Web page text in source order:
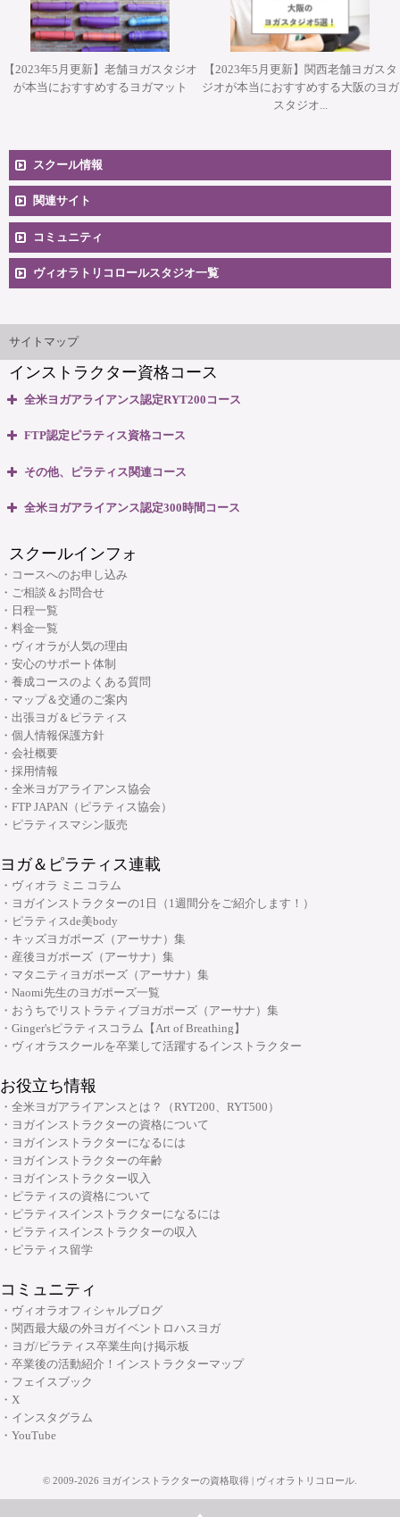
【2023年5月更新】老舗ヨガスタジオ
が本当におすすめするヨガマット
【2023年5月更新】関西老舗ヨガスタ
ジオが本当におすすめする大阪のヨガ
スタジオ...
スクール情報
安心のサポート体制
無料体験説明会
マップ＆交通のご案内
関連サイト
コミュニティ
卒業生向け掲示板
インストラクター'sマップ
ヴィオラトリコロールスタジオ一覧
大阪府大阪市中央区本町3丁目4番10号 本町野村ビルB1F
(大阪市・本町)
大阪府大阪市中央区安土町3丁目2番4号 JUST本町ビル5F
TEL: 06-6926-8422
リフォーマースタジオ
大阪府大阪市中央区安土町2-5-5 本町明大ビル3F
TEL: 06-6926-8422
サイトマップ
インストラクター資格コース
全米ヨガアライアンス認定RYT200コース
・全米ヨガアライアンス認定 RYT200資格取得コース
FTP認定ピラティス資格コース
・ピラティスベーシック インストラクター資格コース
・リフォーマーLevel2 インストラクター資格コース
・Tower インストラクター資格コース
・Basic Chair インストラクター資格コース
・ブラッシュアップセミナー
・リフォーマーブラッシュアップセミナー
その他、ピラティス関連コース
・ピラティスパーソナル指導者資格コース
・産後ピラティス インストラクターコース
・シニアピラティス インストラクターコース
・ピラティス解剖学インストラクター資格コース
・ピラティス解剖学【足部編】インストラクター資格コース
・骨盤底筋群機能改善インストラクター資格コース
・ピラティス プロップスコース
・ピラティスリング指導者養成コース
全米ヨガアライアンス認定300時間コース
・キッズヨガ インストラクターコース
・産後ヨガ インストラクターコース
・シニアヨガ インストラクターコース
・アシュタンガヨガ イマージョンコース
・呼吸と瞑想コース
・リストラティブメソッド養成コース
・ヨーガ哲学コース
・リンパマッサージコース
・ヨガ解剖学コース
・アーユルヴェーダを知る
・アーユルヴェーダを深める
プコース
・ヨガ指導者向け：個人プログラミングコース～症例別・目的別プログラ
ムの組み方～
・ヨガ指導者向け：アジャストメント＆モディフィケーションスキルアッ
プコース
・メンタルケアヨガ(心のためのヨガ)指導者養成コース
チャクラ講座
顔筋調整ヨガ養成指導者コース
スクールインフォ
・コースへのお申し込み
・ご相談＆お問合せ
・日程一覧
・料金一覧
・ヴィオラが人気の理由
・安心のサポート体制
・養成コースのよくある質問
・マップ＆交通のご案内
・出張ヨガ＆ピラティス
・個人情報保護方針
・会社概要
・採用情報
・全米ヨガアライアンス協会
・FTP JAPAN（ピラティス協会）
・ピラティスマシン販売
ヨガ＆ピラティス連載
・ヴィオラ ミニ コラム
・ヨガインストラクターの1日（1週間分をご紹介します！）
・ピラティスde美body
・キッズヨガポーズ（アーサナ）集
・産後ヨガポーズ（アーサナ）集
・マタニティヨガポーズ（アーサナ）集
・Naomi先生のヨガポーズ一覧
・おうちでリストラティブヨガポーズ（アーサナ）集
・Ginger'sピラティスコラム【Art of Breathing】
・ヴィオラスクールを卒業して活躍するインストラクター
お役立ち情報
・全米ヨガアライアンスとは？（RYT200、RYT500）
・ヨガインストラクターの資格について
・ヨガインストラクターになるには
・ヨガインストラクターの年齢
・ヨガインストラクター収入
・ピラティスの資格について
・ピラティスインストラクターになるには
・ピラティスインストラクターの収入
・ピラティス留学
コミュニティ
・ヴィオラオフィシャルブログ
・関西最大級の外ヨガイベントロハスヨガ
・ヨガ/ピラティス卒業生向け掲示板
・卒業後の活動紹介！インストラクターマップ
・フェイスブック
・X
・インスタグラム
・YouTube
© 2009-2026 ヨガインストラクターの資格取得 | ヴィオラトリコロール